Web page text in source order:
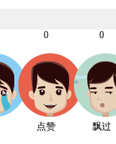
0
点赞
0
飘过